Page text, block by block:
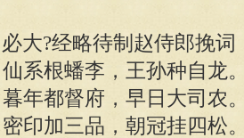
大?经略待制赵侍郎挽词
系根蟠李，王孙种自龙
年都督府，早日大司农
印加三品，朝冠挂四松